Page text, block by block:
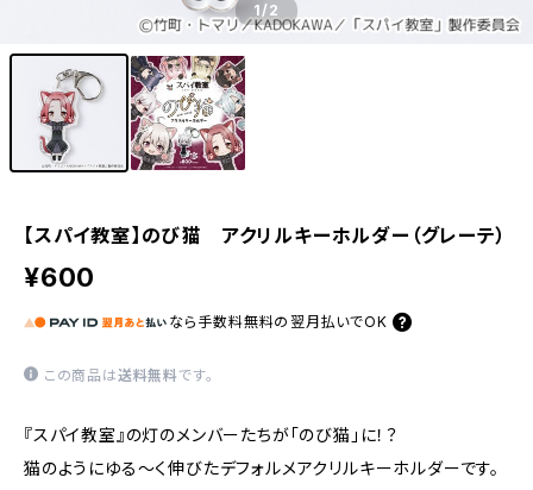
1/2
【スパイ教室】のび猫 アクリルキーホルダー（グレーテ）
¥600
なら 手数料無料の 翌月払いでOK
この商品は送料無料です。
『スパイ教室』の灯のメンバーたちが「のび猫」に！？
猫のようにゆる〜く伸びたデフォルメアクリルキーホルダーです。